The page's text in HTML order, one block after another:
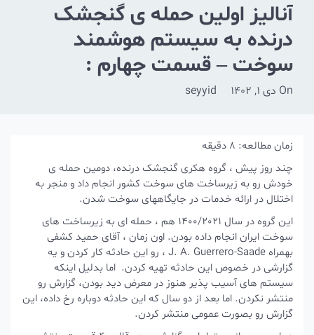
آنالیز اولین حمله ی گنجشک
درنده به سیستم هوشمند
سوخت – قسمت چهارم :
OSINT و ردپای اولیه
دی 1, 1402 seyyid
زمان مطالعه:8دقیقه
چند روز پیش ، گروه هکری گنجشک درنده، دومین حمله ی
خودش رو به زیرساخت های سوخت کشور انجام داد و منجر به
اختلال در ارائه خدمات در جایگاههای سوخت شدن.
این گروه در سال 1400/2021 هم ، حمله ای به زیرساخت های
سوخت ایران انجام داده بودن. اون زمان ، آقای حمید کشفی
بهمراه J. A. Guerrero-Saade ، رو این حادثه کار کردن و یه
گزارشی در خصوص این حادثه تهیه کردن. اما بدلیل اینکه
سیستم های آسیب پذیر هنوز در معرض دید بودن، گزارش رو
منتشر نکردن. اما بعد از دو سال که این حادثه دوباره رخ داده، این
گزارش رو بصورت عمومی منتشر کردن.